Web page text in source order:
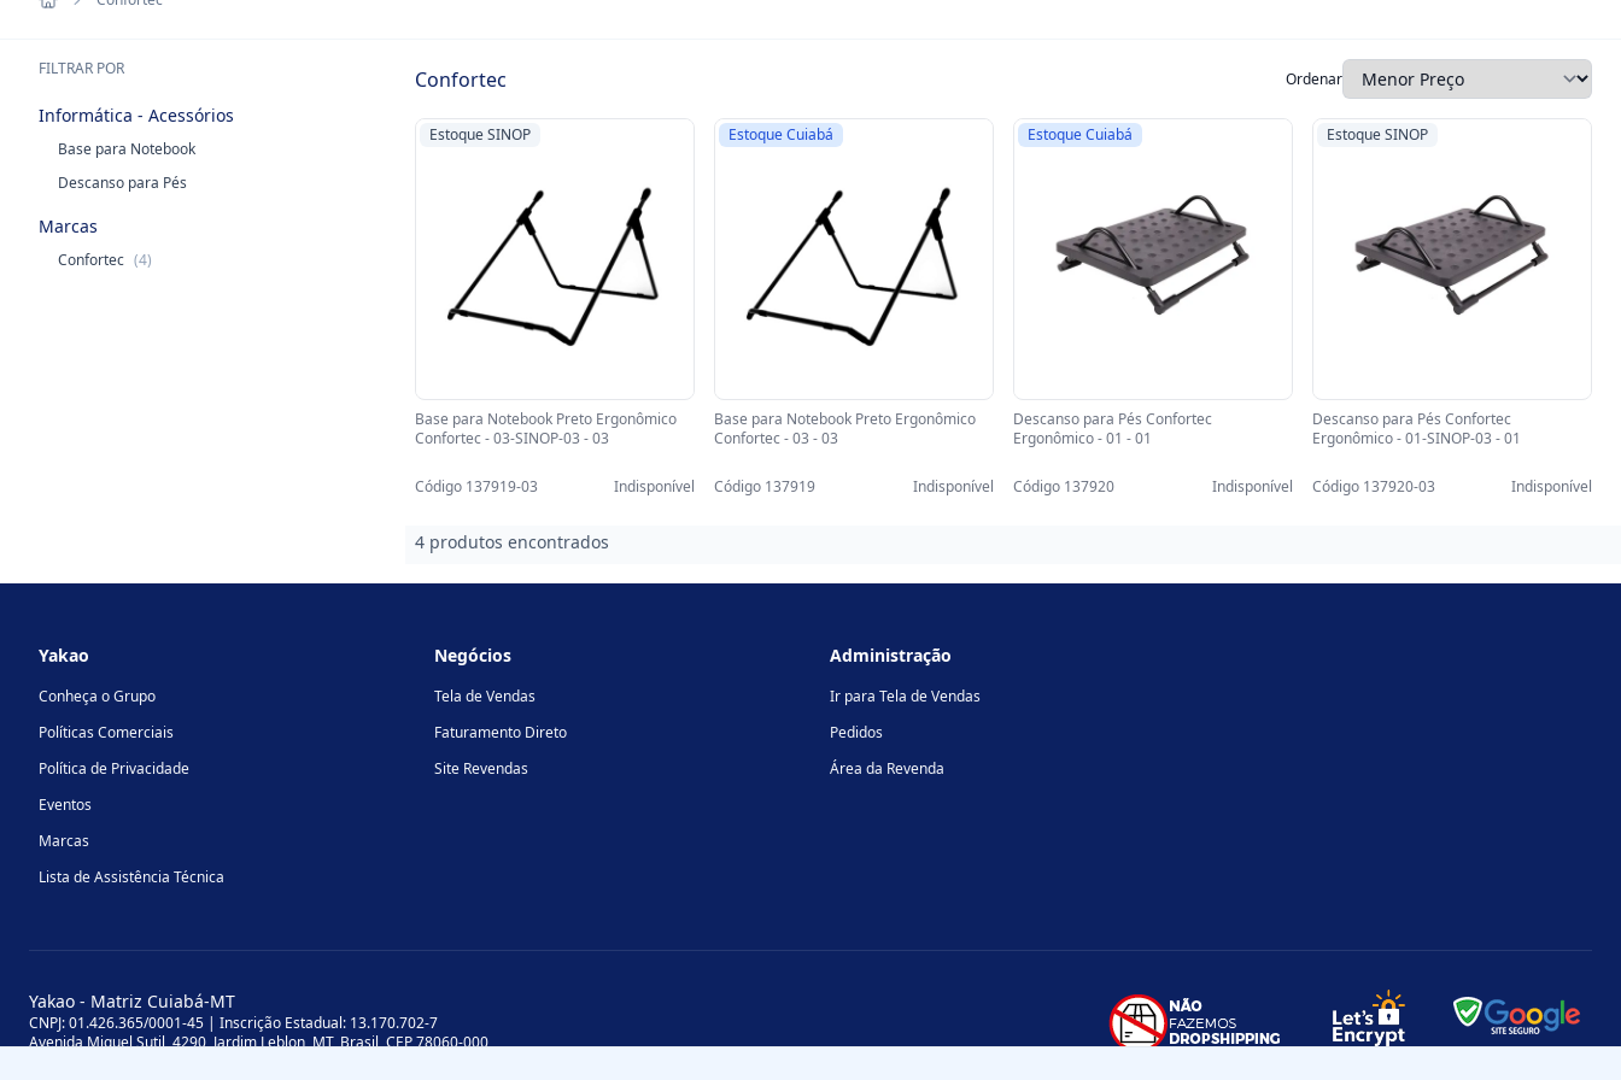
FILTRAR POR Confortec Ordenar
Informática - Acessórios
Base para Notebook
Descanso para Pés
Marcas
Confortec (4)
Estoque SINOP
Base para Notebook Preto Ergonômico
Confortec - 03-SINOP-03 - 03
Código 137919-03 Indisponível
Estoque Cuiabá
Base para Notebook Preto Ergonômico
Confortec - 03 - 03
Código 137919 Indisponível
Estoque Cuiabá
Descanso para Pés Confortec
Ergonômico - 01 - 01
Código 137920 Indisponível
Estoque SINOP
Descanso para Pés Confortec
Ergonômico - 01-SINOP-03 - 01
Código 137920-03 Indisponível
4 produtos encontrados
Yakao
Conheça o Grupo
Políticas Comerciais
Política de Privacidade
Eventos
Marcas
Lista de Assistência Técnica
Negócios
Tela de Vendas
Faturamento Direto
Site Revendas
Administração
Ir para Tela de Vendas
Pedidos
Área da Revenda
Yakao - Matriz Cuiabá-MT
CNPJ: 01.426.365/0001-45 | Inscrição Estadual: 13.170.702-7
Avenida Miguel Sutil, 4290, Jardim Leblon, MT, Brasil, CEP 78060-000